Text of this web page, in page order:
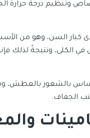
وتنظيم درجة حرارة
السن، وهو من
الكلى، ونتيجةً لذلك
بالشعور بالعطش،